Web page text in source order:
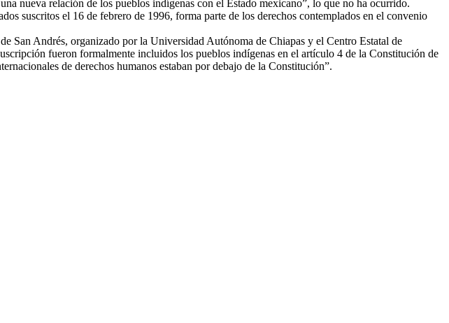
nueva relación de los pueblos indígenas con el Estado mexicano”, lo que no ha ocurrido.
suscritos el 16 de febrero de 1996, forma parte de los derechos contemplados en el convenio
San Andrés, organizado por la Universidad Autónoma de Chiapas y el Centro Estatal de
fueron formalmente incluidos los pueblos indígenas en el artículo 4 de la Constitución de
de derechos humanos estaban por debajo de la Constitución”.